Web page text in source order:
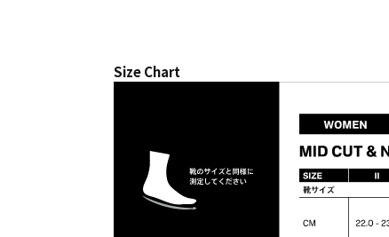
Size Chart